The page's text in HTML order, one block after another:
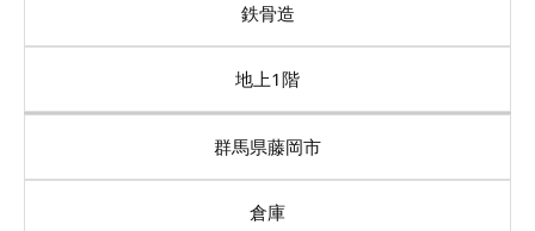
鉄骨造
地上1階
群馬県藤岡市
倉庫